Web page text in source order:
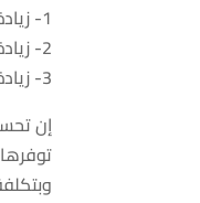
1- زيادة عدد زوار المتجر
2- زيادة حجم الطلب لعميل واحد
3- زيادة عدد المشتريات لكل عميل